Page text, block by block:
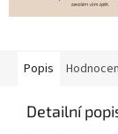
Popis
Detailní